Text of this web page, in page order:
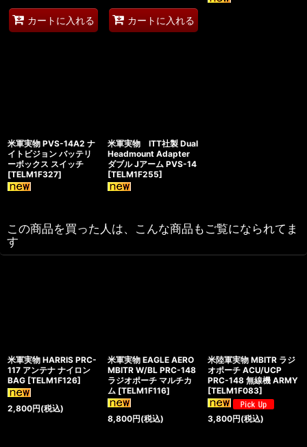
カートに入れる カートに入れる
米軍実物 PVS-14A2 ナ
イトビジョン バッテリ
ーボックス スイッチ
[TELM1F327]
米軍実物 ITT社製 Dual
Headmount Adapter
ダブル Jアーム PVS-14
[TELM1F255]
この商品を買った人は、こんな商品もご覧になられてま
す
米軍実物 HARRIS PRC-
117 アンテナ ナイロン
BAG [TELM1F126]
2,800円(税込)
米軍実物 EAGLE AERO
MBITR W/BL PRC-148
ラジオポーチ マルチカ
ム [TELM1F116]
8,800円(税込)
米陸軍実物 MBITR ラジ
オポーチ ACU/UCP
PRC-148 無線機 ARMY
[TELM1F083]
3,800円(税込)